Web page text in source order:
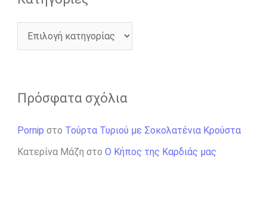
Πρόσφατα σχόλια
Pornip στο Τούρτα Τυριού με Σοκολατένια Κρούστα
Κατερίνα Μάζη στο Ο Κήπος της Καρδιάς μας